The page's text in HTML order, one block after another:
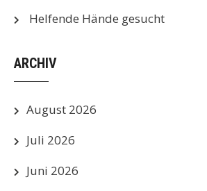
Helfende Hände gesucht
ARCHIV
August 2026
Juli 2026
Juni 2026